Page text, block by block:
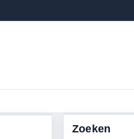
Zoeken